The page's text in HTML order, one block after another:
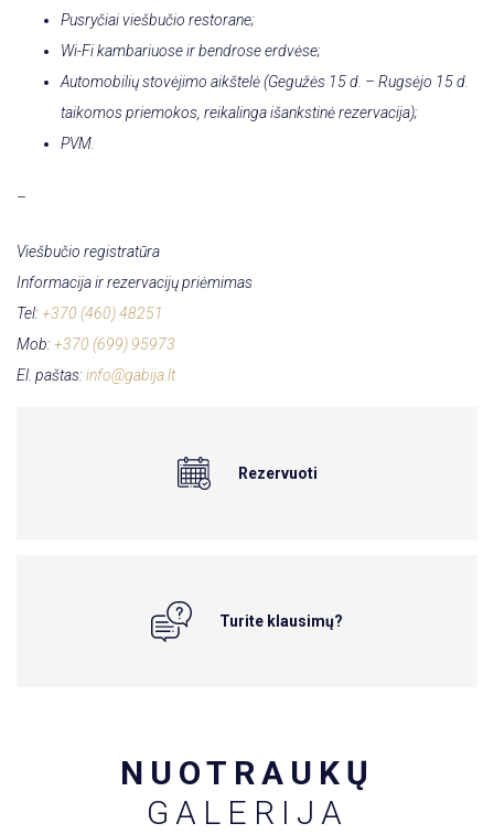
Pusryčiai viešbučio restorane;
Wi-Fi kambariuose ir bendrose erdvėse;
Automobilių stovėjimo aikštelė (Gegužės 15 d. – Rugsėjo 15 d.
taikomos priemokos, reikalinga išankstinė rezervacija);
PVM.
–
Viešbučio registratūra
Informacija ir rezervacijų priėmimas
Tel:+370 (460) 48251
Mob:+370 (699) 95973
El. paštas:info@gabija.lt
Rezervuoti
Turite klausimų?
NUOTRAUKŲ
GALERIJA